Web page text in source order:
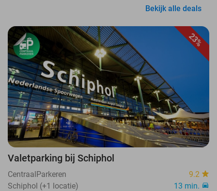
Bekijk alle deals
23%
Valetparking bij Schiphol
CentraalParkeren
9.2
Schiphol (+1 locatie)
13 min.